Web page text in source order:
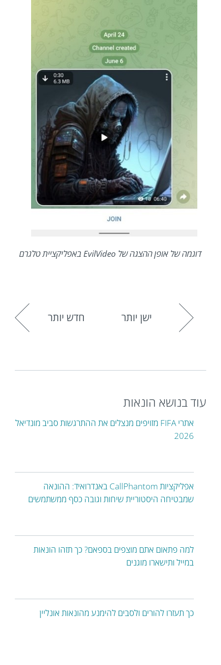
דוגמה של אופן ההצגה של EvilVideo באפליקציית טלגרם
ישן יותר חדש יותר
עוד בנושא הונאות
אתרי FIFA מזויפים מנצלים את ההתרגשות סביב מונדיאל
2026
אפליקציות CallPhantom באנדרואיד: ההונאה
שמבטיחה היסטוריית שיחות וגובה כסף ממשתמשים
למה פתאום אתם מוצפים בספאם? כך תזהו הונאות
במייל ותישארו מוגנים
כך תעזרו להורים ולסבים להימנע מהונאות אונליין